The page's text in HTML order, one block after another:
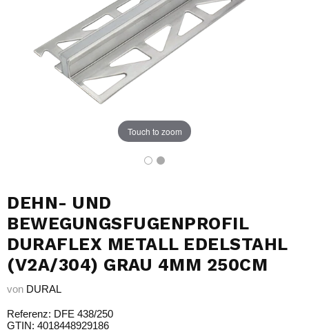
Touch to zoom
DEHN- UND
BEWEGUNGSFUGENPROFIL
DURAFLEX METALL EDELSTAHL
(V2A/304) GRAU 4MM 250CM
von DURAL
Referenz: DFE 438/250
GTIN: 4018448929186